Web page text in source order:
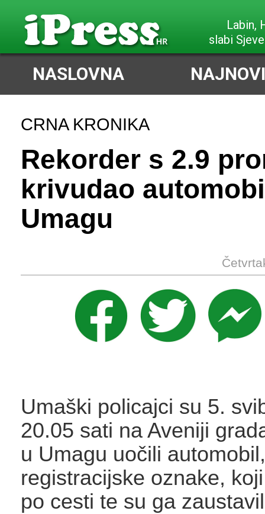
Labin,
slabi
NASLOVNA
CRNA KRONIKA
Rekorder s 2.9
krivudao
Umagu
Umaški policajci su 5.
20.05 sati na Aveniji
u Umagu uočili
registracijske oznake,
po cesti te su ga